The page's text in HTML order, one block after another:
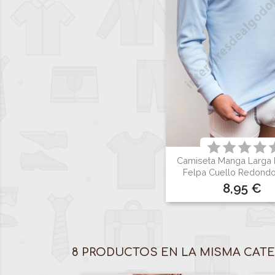
Camiseta Manga Larga
Felpa Cuello
Precio
8,95 €
Vista rápida
Gris Celeste
8 PRODUCTOS EN LA MISMA